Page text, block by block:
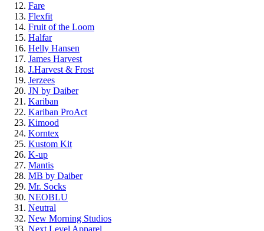
Fare
Flexfit
Fruit of the Loom
Halfar
Helly Hansen
James Harvest
J.Harvest & Frost
Jerzees
JN by Daiber
Kariban
Kariban ProAct
Kimood
Korntex
Kustom Kit
K-up
Mantis
MB by Daiber
Mr. Socks
NEOBLU
Neutral
New Morning Studios
Next Level Apparel